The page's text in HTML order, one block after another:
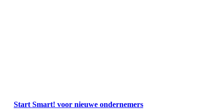
Start Smart! voor nieuwe ondernemers